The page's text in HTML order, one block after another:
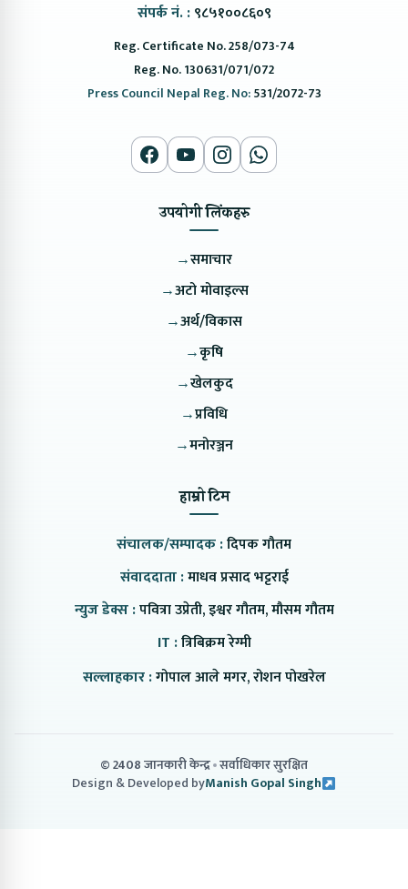
संपर्क नं. : ९८५१००८६०९
Reg. Certificate No. 258/073-74
Reg. No. 130631/071/072
Press Council Nepal Reg. No:531/2072-73
उपयोगी लिंकहरु
→समाचार
→अटो मोवाइल्स
→अर्थ/विकास
→कृषि
→खेलकुद
→प्रविधि
→मनोरञ्जन
हाम्रो टिम
संचालक/सम्पादक :दिपक गौतम
संवाददाता :माधव प्रसाद भट्टराई
न्युज डेक्स :पवित्रा उप्रेती, इश्वर गौतम, मौसम गौतम
IT :त्रिबिक्रम रेग्मी
सल्लाहकार :गोपाल आले मगर, रोशन पोखरेल
© 2408 जानकारी केन्द्र सर्वाधिकार सुरक्षित
Design & Developed byManish Gopal Singh